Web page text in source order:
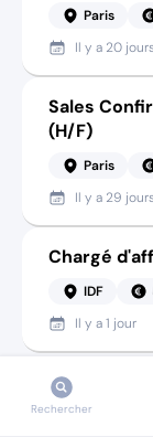
Paris
Il y a 20
Sales
(H/F)
Paris
Il y a 29
Chargé
IDF
Il y a1 jour
Nos expertises
Rechercher